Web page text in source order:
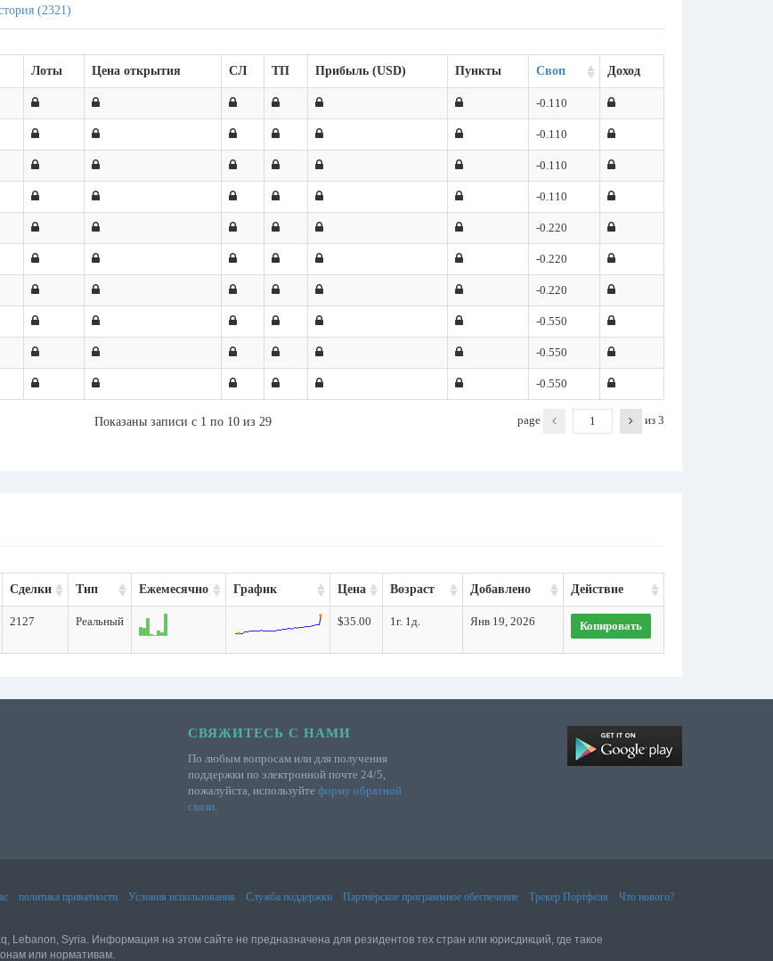
(2321)
Лоты Цена открытия СЛ TП Прибыль (USD) Пункты Своп Доход
-0.110
-0.110
-0.110
-0.110
-0.220
-0.220
-0.220
-0.550
-0.550
-0.550
Показаны записи с 1 по 10 из 29 page из 3
Сделки Тип Ежемесячно График Цена Возраст Добавлено Действие
2127 Реальный $35.00 1г. 1д. Янв 19, 2026 Копировать
СВЯЖИТЕСЬ С НАМИ
По любым вопросам или для получения
поддержки по электронной почте 24/5,
пожалуйста, используйте форму обратной
связи.
политика приватности Условия использования Служба поддержки Партнёрское программное обеспечение Трекер Портфеля
Что нового?
Lebanon, Syria. Информация на этом сайте не предназначена для резидентов тех стран или юрисдикций, где такое
или нормативам.